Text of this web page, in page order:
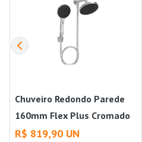
Chuveiro Redondo Parede
160mm Flex Plus Cromado
Com Desviador/Ducha
R$ 819,90 UN